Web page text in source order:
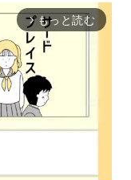
arrow_forward_ios もっと読む